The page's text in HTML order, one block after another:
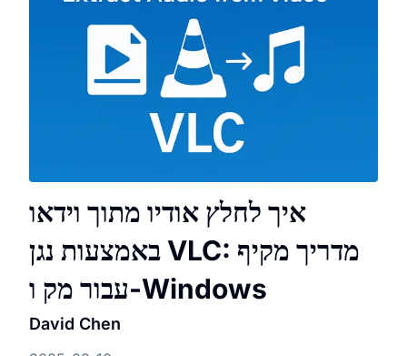
איך לחלץ אודיו מתוך וידאו
באמצעות נגן VLC: מדריך מקיף
עבור מק ו-Windows
David Chen